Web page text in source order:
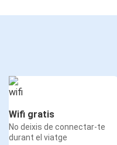
Wifi gratis
No deixis de connectar-te
durant el viatge